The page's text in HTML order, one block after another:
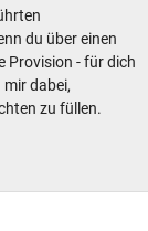
du über einen
Provision - für dich
dabei,
zu füllen.